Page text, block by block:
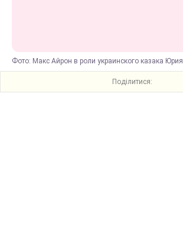
Фото: Макс Айрон в роли украинского казака Юрия
Поділитися: